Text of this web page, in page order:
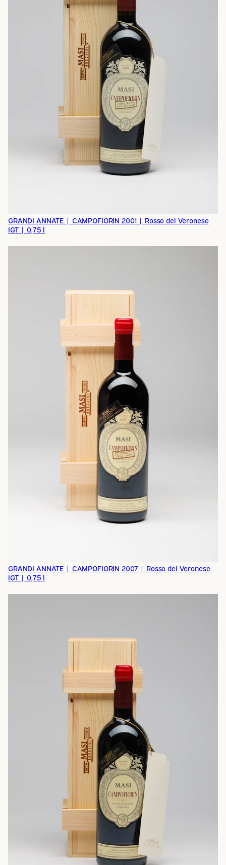
GRANDI ANNATE | CAMPOFIORIN 2001 | Rosso del Veronese
IGT | 0,75 l
GRANDI ANNATE | CAMPOFIORIN 2007 | Rosso del Veronese
IGT | 0,75 l